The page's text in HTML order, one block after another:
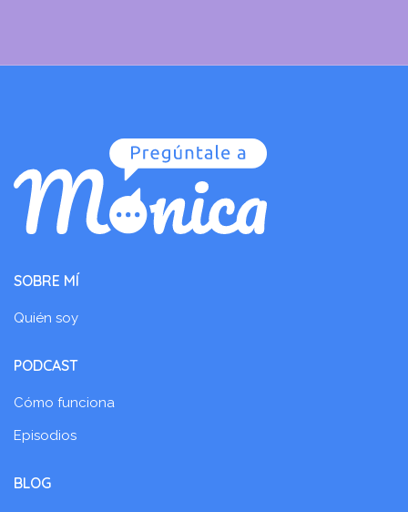
SOBRE MÍ
Quién soy
PODCAST
Cómo funciona
Episodios
BLOG